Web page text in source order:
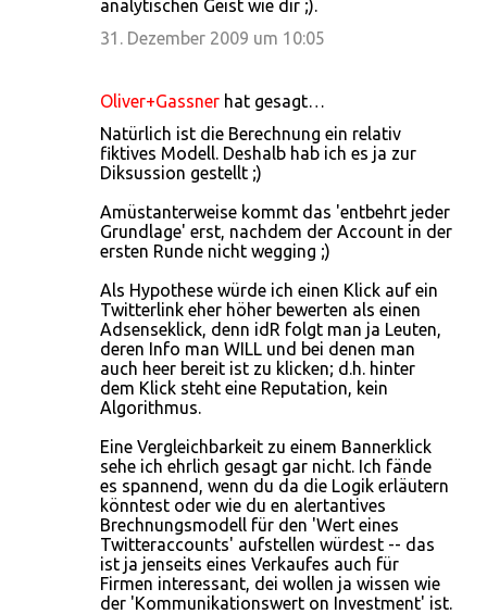
analytischen Geist wie dir ;).
31. Dezember 2009 um 10:05
Oliver+Gassner hat gesagt…
Natürlich ist die Berechnung ein relativ
fiktives Modell. Deshalb hab ich es ja zur
Diksussion gestellt ;)
Amüstanterweise kommt das 'entbehrt jeder
Grundlage' erst, nachdem der Account in der
ersten Runde nicht wegging ;)
Als Hypothese würde ich einen Klick auf ein
Twitterlink eher höher bewerten als einen
Adsenseklick, denn idR folgt man ja Leuten,
deren Info man WILL und bei denen man
auch heer bereit ist zu klicken; d.h. hinter
dem Klick steht eine Reputation, kein
Algorithmus.
Eine Vergleichbarkeit zu einem Bannerklick
sehe ich ehrlich gesagt gar nicht. Ich fände
es spannend, wenn du da die Logik erläutern
könntest oder wie du en alertantives
Brechnungsmodell für den 'Wert eines
Twitteraccounts' aufstellen würdest -- das
ist ja jenseits eines Verkaufes auch für
Firmen interessant, dei wollen ja wissen wie
der 'Kommunikationswert on Investment' ist.